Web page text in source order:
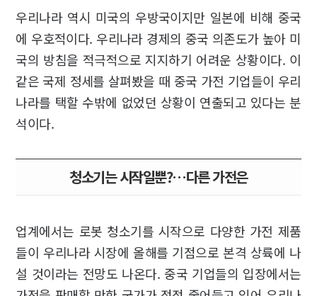
우리나라 역시 미국의 우방국이지만 일본에 비해 중국
에 우호적이다. 우리나라 경제의 중국 의존도가 높아 미
국의 방침을 적극적으로 지지하기 어려운 상황이다. 이
같은 국제 정세를 살펴봤을 때 중국 가전 기업들이 우리
나라를 택할 수밖에 없었던 상황이 연출되고 있다는 분
석이다.
청소기는 시작일뿐?…다른 가전은
업계에서는 로봇 청소기를 시작으로 다양한 가전 제품
들이 우리나라 시장에 올해를 기점으로 본격 상륙에 나
설 것이라는 전망도 나온다. 중국 기업들의 입장에서는